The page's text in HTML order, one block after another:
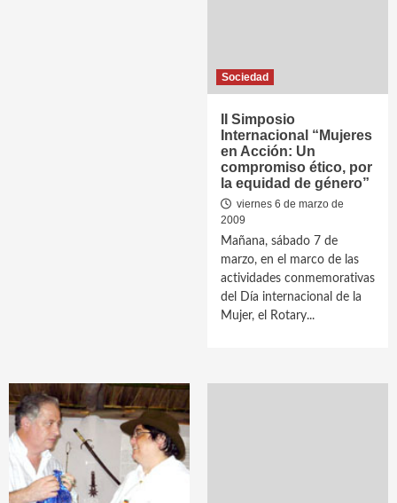
Sociedad
II Simposio
Internacional “Mujeres
en Acción: Un
compromiso ético, por
la equidad de género”
viernes 6 de marzo de
2009
Mañana, sábado 7 de
marzo, en el marco de las
actividades conmemorativas
del Día internacional de la
Mujer, el Rotary...